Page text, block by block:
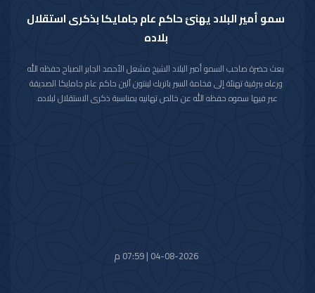
سمو أمير البلاد يهنئ حاكم عام جامايكا بذكرى استقلال
بلاده
بعث حضرة صاحب السمو أمير البلاد الشيخ مشعل الأحمد الجابر الصباح حفظه الله
ورعاه ببرقية تهنئة إلى فخامة السير باتريك لينتون آلين حاكم عام جامايكا الصديقة
عبر فيها سموه حفظه الله عن خالص تهانيه بمناسبة ذكرى الاستقلال لبلاده.
04-08-2026 | 07:59 م